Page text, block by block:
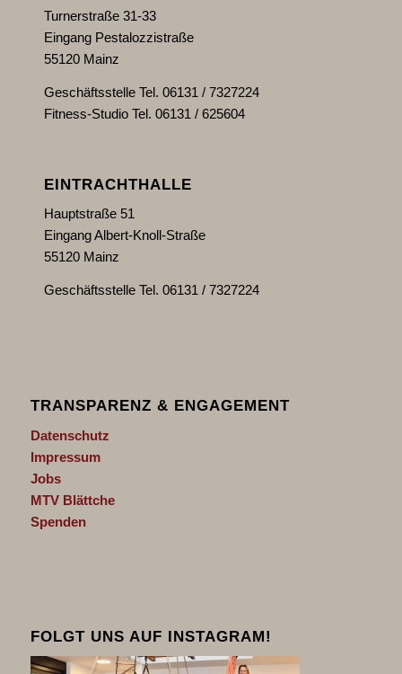
Turnerstraße 31-33
Eingang Pestalozzistraße
55120 Mainz
Geschäftsstelle Tel. 06131 / 7327224
Fitness-Studio Tel. 06131 / 625604
EINTRACHTHALLE
Hauptstraße 51
Eingang Albert-Knoll-Straße
55120 Mainz
Geschäftsstelle Tel. 06131 / 7327224
TRANSPARENZ & ENGAGEMENT
Datenschutz
Impressum
Jobs
MTV Blättche
Spenden
FOLGT UNS AUF INSTAGRAM!